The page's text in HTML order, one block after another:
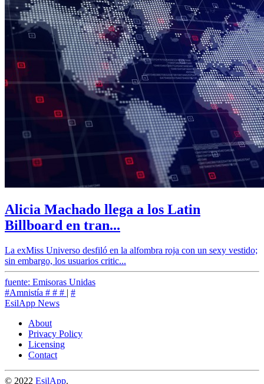
Alicia Machado llega a los Latin
Billboard en tran...
La exMiss Universo desfiló en la alfombra roja con un sexy vestido;
sin embargo, los usuarios critic...
fuente: Emisoras Unidas
#Amnistía # # # | #
EsilApp News
About
Privacy Policy
Licensing
Contact
© 2022 EsilApp.